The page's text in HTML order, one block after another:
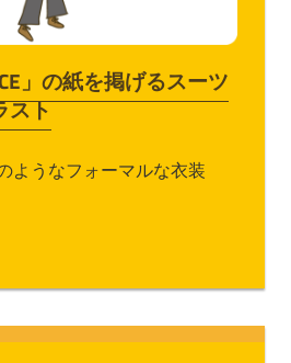
」の紙を掲げるスーツ
スト
ようなフォーマルな衣装